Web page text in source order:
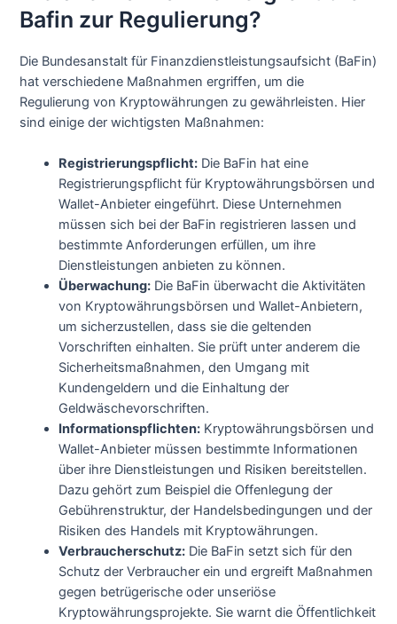
Bafin zur Regulierung?
Die Bundesanstalt für Finanzdienstleistungsaufsicht (BaFin)
hat verschiedene Maßnahmen ergriffen, um die
Regulierung von Kryptowährungen zu gewährleisten. Hier
sind einige der wichtigsten Maßnahmen:
Registrierungspflicht: Die BaFin hat eine
Registrierungspflicht für Kryptowährungsbörsen und
Wallet-Anbieter eingeführt. Diese Unternehmen
müssen sich bei der BaFin registrieren lassen und
bestimmte Anforderungen erfüllen, um ihre
Dienstleistungen anbieten zu können.
Überwachung: Die BaFin überwacht die Aktivitäten
von Kryptowährungsbörsen und Wallet-Anbietern,
um sicherzustellen, dass sie die geltenden
Vorschriften einhalten. Sie prüft unter anderem die
Sicherheitsmaßnahmen, den Umgang mit
Kundengeldern und die Einhaltung der
Geldwäschevorschriften.
Informationspflichten: Kryptowährungsbörsen und
Wallet-Anbieter müssen bestimmte Informationen
über ihre Dienstleistungen und Risiken bereitstellen.
Dazu gehört zum Beispiel die Offenlegung der
Gebührenstruktur, der Handelsbedingungen und der
Risiken des Handels mit Kryptowährungen.
Verbraucherschutz: Die BaFin setzt sich für den
Schutz der Verbraucher ein und ergreift Maßnahmen
gegen betrügerische oder unseriöse
Kryptowährungsprojekte. Sie warnt die Öffentlichkeit